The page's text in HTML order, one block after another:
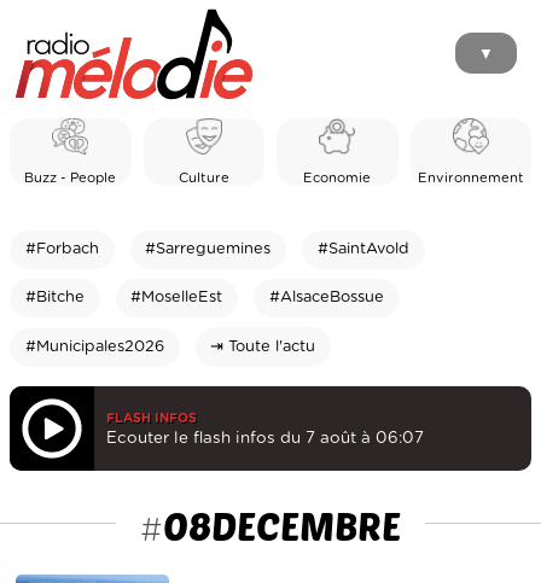
▼
Buzz - People Culture Economie Environnement
#Forbach #Sarreguemines #SaintAvold
#Bitche #MoselleEst #AlsaceBossue
#Municipales2026 ⇥ Toute l'actu
FLASH INFOS
Ecouter le flash infos du 7 août à 06:07
#08DECEMBRE